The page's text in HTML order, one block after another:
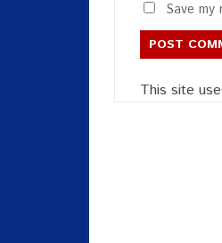
Save
This site